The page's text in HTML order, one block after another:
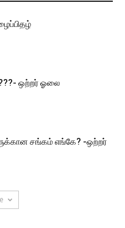
ஒற்றர் ஓலை
சங்கம் எங்கே? -ஒற்றர்